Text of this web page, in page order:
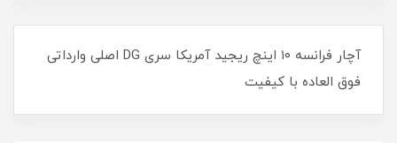
آچار فرانسه ۱۰ اینچ ریجید آمریکا سری DG اصلی وارداتی
فوق العاده با کیفیت